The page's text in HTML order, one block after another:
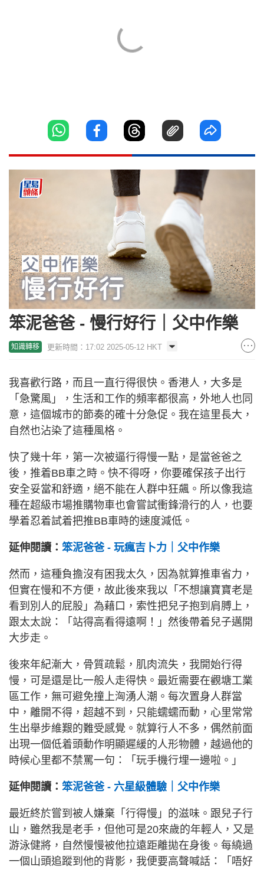
笨泥爸爸 - 慢行好行｜父中作樂
知識轉移 更新時間：17:02 2025-05-12 HKT
我喜歡行路，而且一直行得很快。香港人，大多是
「急驚風」，生活和工作的頻率都很高，外地人也同
意，這個城市的節奏的確十分急促。我在這里長大，
自然也沾染了這種風格。
快了幾十年，第一次被逼行得慢一點，是當爸爸之
後，推着BB車之時。快不得呀，你要確保孩子出行
安全妥當和舒適，絕不能在人群中狂飆。所以像我這
種在超級市場推購物車也會嘗試衝鋒滑行的人，也要
學着忍着試着把推BB車時的速度減低。
延伸閱讀： 笨泥爸爸 - 玩瘋吉卜力｜父中作樂
然而，這種負擔沒有困我太久，因為就算推車省力，
但實在慢和不方便，故此後來我以「不想讓寶寶老是
看到別人的屁股」為藉口，索性把兒子抱到肩膊上，
跟太太說：「站得高看得遠啊！」然後帶着兒子邁開
大步走。
後來年紀漸大，骨質疏鬆，肌肉流失，我開始行得
慢，可是還是比一般人走得快。最近需要在觀塘工業
區工作，無可避免撞上洶湧人潮。每次置身人群當
中，離開不得，超越不到，只能蠕蠕而動，心里常常
生出舉步維艱的難受感覺。就算行人不多，偶然前面
出現一個低着頭動作明顯遲緩的人形物體，越過他的
時候心里都不禁罵一句：「玩手機行埋一邊啦。」
延伸閱讀： 笨泥爸爸 - 六星級體驗｜父中作樂
最近終於嘗到被人嫌棄「行得慢」的滋味。跟兒子行
山，雖然我是老手，但他可是20來歲的年輕人，又是
游泳健將，自然慢慢被他拉遠距離拋在身後。每繞過
一個山頭追蹤到他的背影，我便要高聲喊話：「唔好